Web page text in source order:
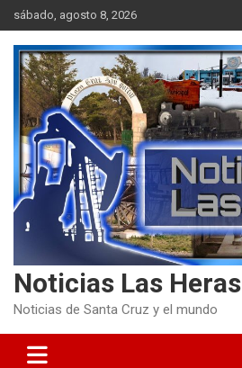
Skip
to
content
sábado, agosto 8, 2026
Noticias Las Heras
Noticias de Santa Cruz y el mundo